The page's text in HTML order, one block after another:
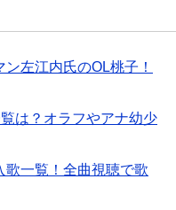
左江内氏のOL桃子！
は？オラフやアナ幼少
歌一覧！全曲視聴で歌